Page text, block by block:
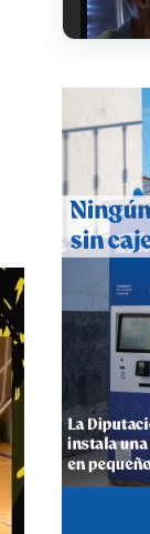
5º
2026
hace 6